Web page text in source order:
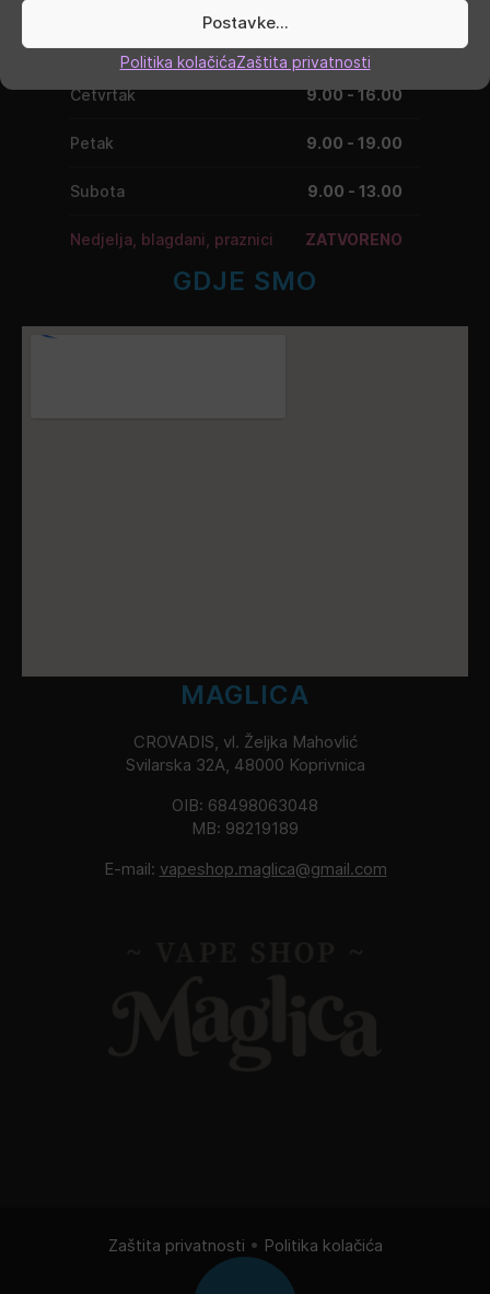
Postavke...
Politika kolačićaZaštita privatnosti
Srijeda 9.00 - 16.00
Četvrtak 9.00 - 16.00
Petak 9.00 - 19.00
Subota 9.00 - 13.00
Nedjelja, blagdani, praznici ZATVORENO
GDJE SMO
MAGLICA
CROVADIS, vl. Željka Mahovlić
Svilarska 32A, 48000 Koprivnica
OIB: 68498063048
MB: 98219189
E-mail: vapeshop.maglica@gmail.com
Zaštita privatnosti • Politika kolačića